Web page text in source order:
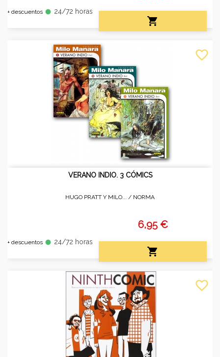
+ descuentos fiber_manual_record 24/72 horas

VERANO INDIO. 3 CÓMICS
HUGO PRATT Y MILO... / NORMA
+ descuentos fiber_manual_record 24/72 horas
6,95 €

favorite_border
favorite_border